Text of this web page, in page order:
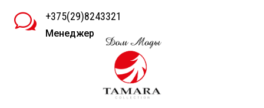
w +375(29)8243321
Менеджер